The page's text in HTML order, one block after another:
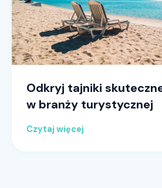
Odkryj tajniki
w branży turystycznej
Czytaj więcej